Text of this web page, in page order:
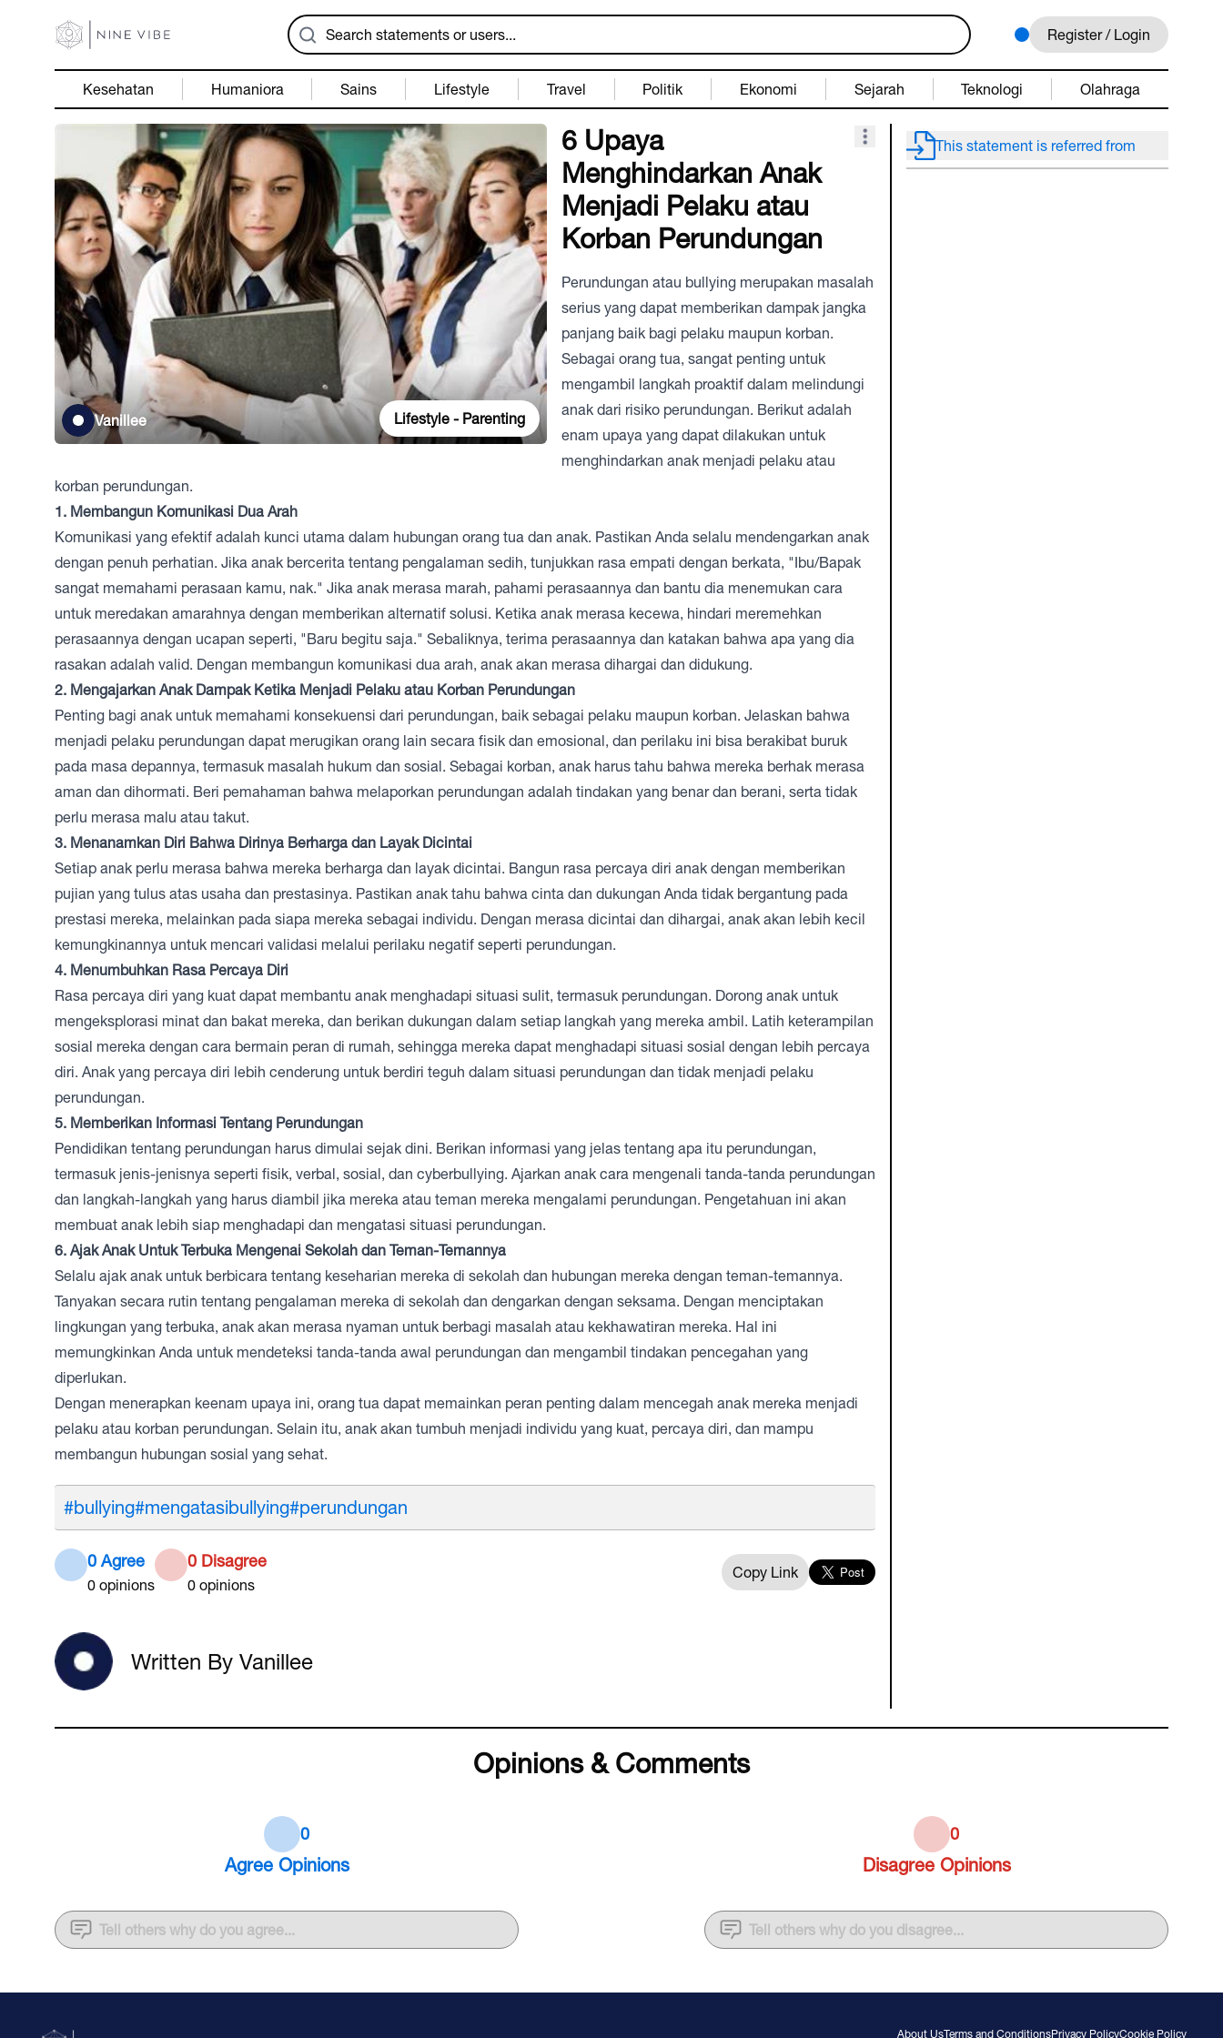
Register / Login
Kesehatan Humaniora Sains Lifestyle Travel Politik Ekonomi Sejarah Teknologi Olahraga
6 Upaya
Menghindarkan Anak
Menjadi Pelaku atau
Korban Perundungan
Vanillee Lifestyle - Parenting
Perundungan atau bullying merupakan masalah
serius yang dapat memberikan dampak jangka
panjang baik bagi pelaku maupun korban.
Sebagai orang tua, sangat penting untuk
mengambil langkah proaktif dalam melindungi
anak dari risiko perundungan. Berikut adalah
enam upaya yang dapat dilakukan untuk
menghindarkan anak menjadi pelaku atau
korban perundungan.
1. Membangun Komunikasi Dua Arah
Komunikasi yang efektif adalah kunci utama dalam hubungan orang tua dan anak. Pastikan Anda selalu mendengarkan anak
dengan penuh perhatian. Jika anak bercerita tentang pengalaman sedih, tunjukkan rasa empati dengan berkata, "Ibu/Bapak
sangat memahami perasaan kamu, nak." Jika anak merasa marah, pahami perasaannya dan bantu dia menemukan cara
untuk meredakan amarahnya dengan memberikan alternatif solusi. Ketika anak merasa kecewa, hindari meremehkan
perasaannya dengan ucapan seperti, "Baru begitu saja." Sebaliknya, terima perasaannya dan katakan bahwa apa yang dia
rasakan adalah valid. Dengan membangun komunikasi dua arah, anak akan merasa dihargai dan didukung.
2. Mengajarkan Anak Dampak Ketika Menjadi Pelaku atau Korban Perundungan
Penting bagi anak untuk memahami konsekuensi dari perundungan, baik sebagai pelaku maupun korban. Jelaskan bahwa
menjadi pelaku perundungan dapat merugikan orang lain secara fisik dan emosional, dan perilaku ini bisa berakibat buruk
pada masa depannya, termasuk masalah hukum dan sosial. Sebagai korban, anak harus tahu bahwa mereka berhak merasa
aman dan dihormati. Beri pemahaman bahwa melaporkan perundungan adalah tindakan yang benar dan berani, serta tidak
perlu merasa malu atau takut.
3. Menanamkan Diri Bahwa Dirinya Berharga dan Layak Dicintai
Setiap anak perlu merasa bahwa mereka berharga dan layak dicintai. Bangun rasa percaya diri anak dengan memberikan
pujian yang tulus atas usaha dan prestasinya. Pastikan anak tahu bahwa cinta dan dukungan Anda tidak bergantung pada
prestasi mereka, melainkan pada siapa mereka sebagai individu. Dengan merasa dicintai dan dihargai, anak akan lebih kecil
kemungkinannya untuk mencari validasi melalui perilaku negatif seperti perundungan.
4. Menumbuhkan Rasa Percaya Diri
Rasa percaya diri yang kuat dapat membantu anak menghadapi situasi sulit, termasuk perundungan. Dorong anak untuk
mengeksplorasi minat dan bakat mereka, dan berikan dukungan dalam setiap langkah yang mereka ambil. Latih keterampilan
sosial mereka dengan cara bermain peran di rumah, sehingga mereka dapat menghadapi situasi sosial dengan lebih percaya
diri. Anak yang percaya diri lebih cenderung untuk berdiri teguh dalam situasi perundungan dan tidak menjadi pelaku
perundungan.
5. Memberikan Informasi Tentang Perundungan
Pendidikan tentang perundungan harus dimulai sejak dini. Berikan informasi yang jelas tentang apa itu perundungan,
termasuk jenis-jenisnya seperti fisik, verbal, sosial, dan cyberbullying. Ajarkan anak cara mengenali tanda-tanda perundungan
dan langkah-langkah yang harus diambil jika mereka atau teman mereka mengalami perundungan. Pengetahuan ini akan
membuat anak lebih siap menghadapi dan mengatasi situasi perundungan.
6. Ajak Anak Untuk Terbuka Mengenai Sekolah dan Teman-Temannya
Selalu ajak anak untuk berbicara tentang keseharian mereka di sekolah dan hubungan mereka dengan teman-temannya.
Tanyakan secara rutin tentang pengalaman mereka di sekolah dan dengarkan dengan seksama. Dengan menciptakan
lingkungan yang terbuka, anak akan merasa nyaman untuk berbagi masalah atau kekhawatiran mereka. Hal ini
memungkinkan Anda untuk mendeteksi tanda-tanda awal perundungan dan mengambil tindakan pencegahan yang
diperlukan.
Dengan menerapkan keenam upaya ini, orang tua dapat memainkan peran penting dalam mencegah anak mereka menjadi
pelaku atau korban perundungan. Selain itu, anak akan tumbuh menjadi individu yang kuat, percaya diri, dan mampu
membangun hubungan sosial yang sehat.
#bullying#mengatasibullying#perundungan
0 Agree
0 opinions
0 Disagree
0 opinions
Copy Link
Written By Vanillee
This statement is referred from
Opinions & Comments
0
Agree Opinions
0
Disagree Opinions
Tell others why do you agree... Tell others why do you disagree...
About UsTerms and ConditionsPrivacy PolicyCookie Policy